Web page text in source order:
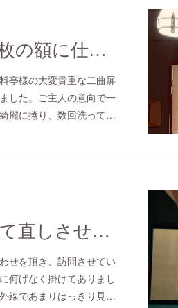
二曲屏風を解体して一枚の額に仕立てました。
亭様の大変貴重な二曲屏
した。ご主人の意向で一
麗に捲り、数回洗って…
かなり古い額をお仕立て直しさせていただきました。
せを頂き、訪問させてい
何げなく掛けてありまし
線であまりはっきり見…